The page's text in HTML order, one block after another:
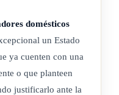
Racial, la Convención
de Discriminación
Naciones Unidas
y en
Reprimir y Sancionar la
domésticos
un Estado
ya cuenten con una
o que planteen
justificarlo ante la